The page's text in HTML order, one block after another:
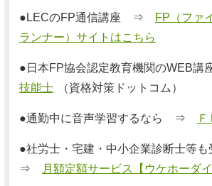
●LECのFP通信講座 ⇒
FP（ファ
ランナー）サイトはこちら
●日本FP協会認定教育機関のWEB
技能士
（資格対策ドットコム）
●通勤中に音声学習するなら ⇒
●社労士・宅建・中小企業診断士等
⇒
月額定額サービス【ウケホーダイ